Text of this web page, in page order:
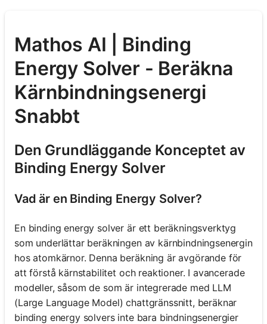
Mathos AI | Binding
Energy Solver - Beräkna
Kärnbindningsenergi
Snabbt
Den Grundläggande Konceptet av
Binding Energy Solver
Vad är en Binding Energy Solver?
En binding energy solver är ett beräkningsverktyg
som underlättar beräkningen av kärnbindningsenergin
hos atomkärnor. Denna beräkning är avgörande för
att förstå kärnstabilitet och reaktioner. I avancerade
modeller, såsom de som är integrerade med LLM
(Large Language Model) chattgränssnitt, beräknar
binding energy solvers inte bara bindningsenergier